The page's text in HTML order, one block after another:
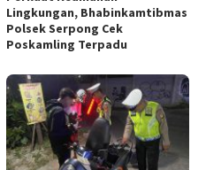
Lingkungan, Bhabinkamtibmas
Polsek Serpong Cek
Poskamling Terpadu